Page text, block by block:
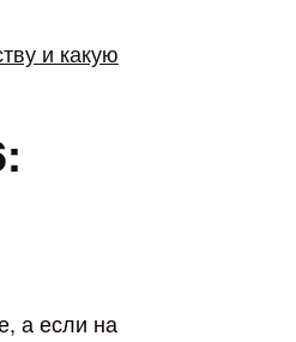
а если на